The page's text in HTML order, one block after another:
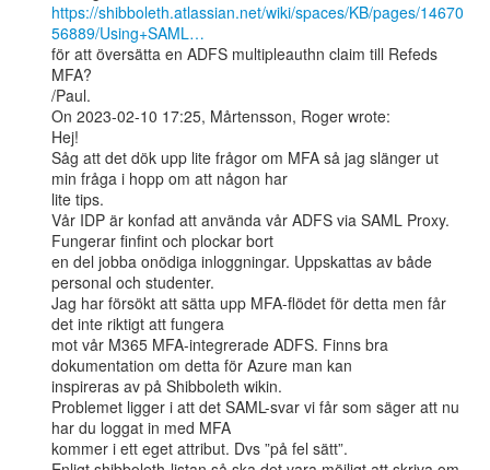
https://shibboleth.atlassian.net/wiki/spaces/KB/pages/14670
56889/Using+SAML…
för att översätta en ADFS multipleauthn claim till Refeds
MFA?
/Paul.
On 2023-02-10 17:25, Mårtensson, Roger wrote:
Hej!
Såg att det dök upp lite frågor om MFA så jag slänger ut
min fråga i hopp om att någon har
lite tips.
Vår IDP är konfad att använda vår ADFS via SAML Proxy.
Fungerar finfint och plockar bort
en del jobba onödiga inloggningar. Uppskattas av både
personal och studenter.
Jag har försökt att sätta upp MFA-flödet för detta men får
det inte riktigt att fungera
mot vår M365 MFA-integrerade ADFS. Finns bra
dokumentation om detta för Azure man kan
inspireras av på Shibboleth wikin.
Problemet ligger i att det SAML-svar vi får som säger att nu
har du loggat in med MFA
kommer i ett eget attribut. Dvs ”på fel sätt”.